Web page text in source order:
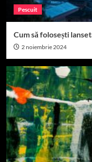
Pescuit
Cum să folosești
2 noiembrie 2024